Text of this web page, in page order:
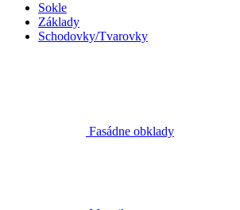
Sokle
Základy
Schodovky/Tvarovky
Fasádne obklady